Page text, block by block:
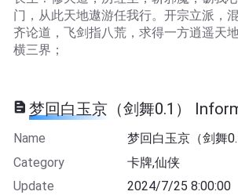
门，从此天地遨游任我行。开宗立派，
齐论道，飞剑指八荒，求得一方逍遥天
横三界；
梦回白玉京（剑舞0.1）
Name
梦回白玉京（剑舞
Category
卡牌,仙侠
Update
2024/7/25 8:00:00